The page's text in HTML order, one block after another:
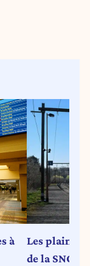
à
Les
de la SNCB